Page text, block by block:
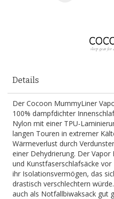
Details
Der Cocoon MummyLiner
100% dampfdichter
Nylon mit einer TPU-
langen Touren in extremer
Wärmeverlust durch
einer Dehydrierung. Der
und Kunstfaserschlafsäcke
ihr Isolationsvermögen, das
drastisch verschlechtern
auch als Notfallbiwaksack gut